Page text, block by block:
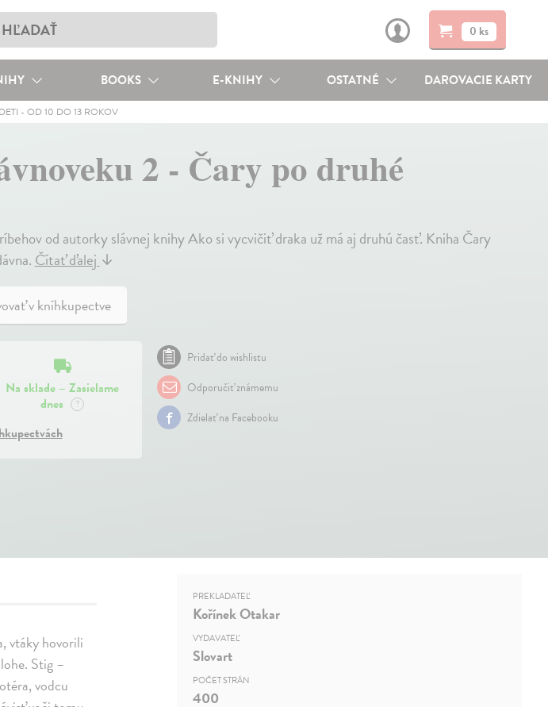
0 ks
BOOKS E-KNIHY OSTATNÉ DAROVACIE KARTY
- OD 10 DO 13 ROKOV
2 - Čary po druhé
od autorky slávnej knihy Ako si vycvičiť draka už má aj druhú časť. Kniha Čary
Čítať ďalej↓
v kníhkupectve
Na sklade – Zasielame
dnes
?
Pridať do wishlistu
Odporučiť známemu
Zdielať na Facebooku
vtáky hovorili
Stig –
vodcu
PREKLADATEĽ
Kořínek Otakar
VYDAVATEĽ
Slovart
POČET STRÁN
400